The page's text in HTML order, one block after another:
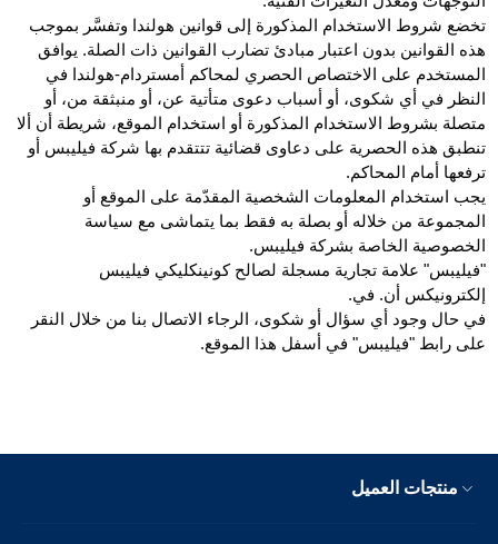
تخضع شروط الاستخدام المذكورة إلى قوانين هولندا وتفسَّر بموجب
هذه القوانين بدون اعتبار مبادئ تضارب القوانين ذات الصلة. يوافق
المستخدم على الاختصاص الحصري لمحاكم أمستردام-هولندا في
النظر في أي شكوى، أو أسباب دعوى متأتية عن، أو منبثقة من، أو
متصلة بشروط الاستخدام المذكورة أو استخدام الموقع، شريطة أن ألا
تنطبق هذه الحصرية على دعاوى قضائية تتتقدم بها شركة فيليبس أو
ترفعها أمام المحاكم.
يجب استخدام المعلومات الشخصية المقدّمة على الموقع أو
المجموعة من خلاله أو بصلة به فقط بما يتماشى مع سياسة
الخصوصية الخاصة بشركة فيليبس.
"فيليبس" علامة تجارية مسجلة لصالح كونينكليكي فيليبس
إلكترونيكس أن. في.
في حال وجود أي سؤال أو شكوى، الرجاء الاتصال بنا من خلال النقر
على رابط "فيليبس" في أسفل هذا الموقع.
منتجات العميل